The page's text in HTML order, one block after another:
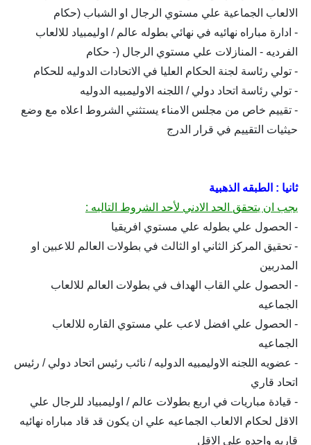
الالعاب الجماعية علي مستوي الرجال او الشباب (حكام
- ادارة مباراه نهائيه في نهائي بطوله عالم / اوليمبياد للالعاب
الفرديه - المنازلات علي مستوي الرجال (- حكام
- تولي رئاسة لجنة الحكام العليا في الاتحادات الدوليه للحكام
- تولي رئاسة اتحاد دولي / اللجنه الاوليمبيه الدوليه
- تقييم خاص من مجلس الامناء يستثني الشروط اعلاه مع وضع
حيثيات التقييم في قرار الدرج
ثانيا : الطبقه الذهبية
يجب ان يتحقق الحد الادني لأحد الشروط التاليه :
- الحصول علي بطوله علي مستوي افريقيا
- تحقيق المركز الثاني او الثالث في بطولات العالم للاعبين او
المدربين
- الحصول علي القاب الهداف في بطولات العالم للالعاب
الجماعيه
- الحصول علي افضل لاعب علي مستوي القاره للالعاب
الجماعيه
- عضويه اللجنه الاوليمبيه الدوليه / نائب رئيس اتحاد دولي / رئيس
اتحاد قاري
- قيادة مباريات في اربع بطولات عالم / اوليمبياد للرجال علي
الاقل لحكام الالعاب الجماعيه علي ان يكون قد قاد مباراه نهائيه
قاريه واحده علي الاقل